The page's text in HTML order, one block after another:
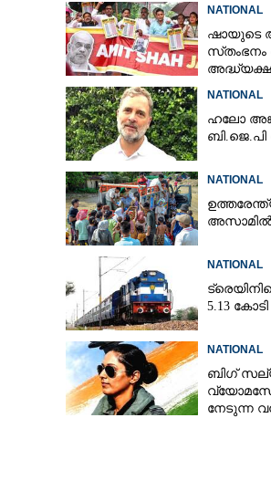
NATIONAL
ഷായുടെ
NATIONAL
ഹലോ
NATIONAL
അസാമിൽ
NATIONAL
5.13 കോടി
NATIONAL
ബിഗ്
നേടുന്ന